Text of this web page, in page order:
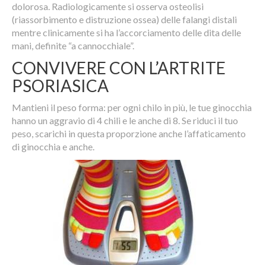
dolorosa. Radiologi­camente si osserva osteolisi
(riassorbimento e distruzione ossea) delle falangi distali
mentre clinicamente si ha l’accorciamento delle dita delle
mani, definite “a cannocchiale”.
CONVIVERE CON L’ARTRITE
PSORIASICA
Mantieni il peso forma: per ogni chilo in più, le tue ginocchia
hanno un aggravio di 4 chili e le anche di 8. Se riduci il tuo
peso, scarichi in questa proporzione anche l’affaticamento
di ginocchia e anche.